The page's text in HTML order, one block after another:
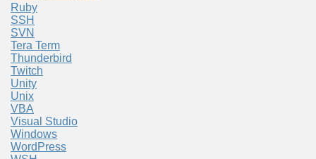
Ruby
SSH
SVN
Tera Term
Thunderbird
Twitch
Unity
Unix
VBA
Visual Studio
Windows
WordPress